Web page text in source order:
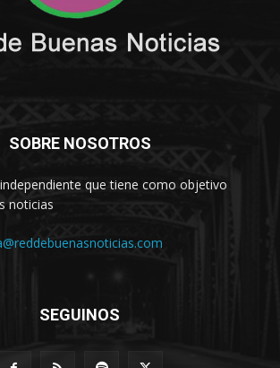
SOBRE NOSOTROS
que tiene como objetivo
noticias
SEGUINOS